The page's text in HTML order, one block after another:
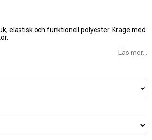
elastisk och funktionell polyester. Krage med
Läs mer...